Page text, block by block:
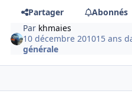
Partager
Abonnés
Par khmaies
10 décembre 201015 ans
générale